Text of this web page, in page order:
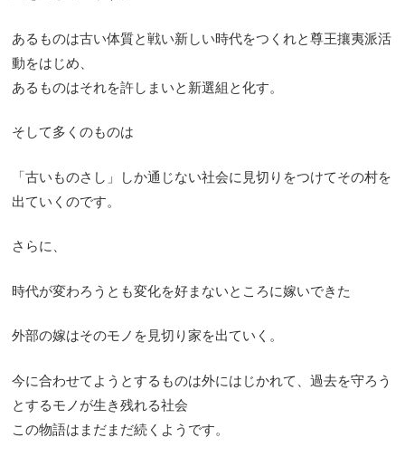
あるものは古い体質と戦い新しい時代をつくれと尊王攘夷派活
動をはじめ、
あるものはそれを許しまいと新選組と化す。
そして多くのものは
「古いものさし」しか通じない社会に見切りをつけてその村を
出ていくのです。
さらに、
時代が変わろうとも変化を好まないところに嫁いできた
外部の嫁はそのモノを見切り家を出ていく。
今に合わせてようとするものは外にはじかれて、過去を守ろう
とするモノが生き残れる社会
この物語はまだまだ続くようです。